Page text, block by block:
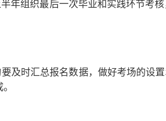
组织最后一次毕业和实践环节考核
时汇总报名数据，做好考场的设置